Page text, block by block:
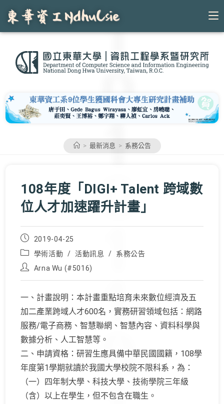
content
> 最新消息 > 系務公告
108年度「DIGI+ Talent 跨域數
位人才加速躍升計畫」
Post
2019-04-25
Post
category:
學術活動 / 活動訊息 /
系務公告
Post
Arna Wu (#5016)
一、計畫說明：本計畫重點培育未來數位經濟及五
加二產業跨域人才600名，實務研習領域包括：網路
服務/電子商務、智慧聯網、智慧內容、資料科學與
數據分析、人工智慧等。
二、申請資格：研習生應具備中華民國國籍， 108學
年度第1學期就讀於我國大學校院不限科系，為：
（一）四年制大學、科技大學、技術學院三年級
（含）以上在學生，但不包含在職生。